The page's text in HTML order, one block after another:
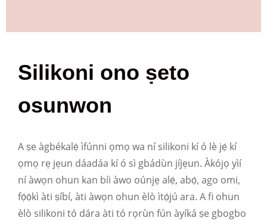
Silikoni ono ṣeto
osunwon
A ṣe àgbékalẹ̀ ìfúnni ọmọ wa ní silikoni kí ó lè jẹ́ kí
ọmọ rẹ jẹun dáadáa kí ó sì gbádùn jíjẹun. Àkójọ yìí
ní àwọn ohun kan bíi àwo oúnjẹ alẹ́, abọ́, ago omi,
fọ́ọ̀kì àti ṣíbí, àti àwọn ohun èlò ìtọ́jú ara. A fi ohun
èlò silikoni tó dára àti tó rọrùn fún àyíká ṣe gbogbo